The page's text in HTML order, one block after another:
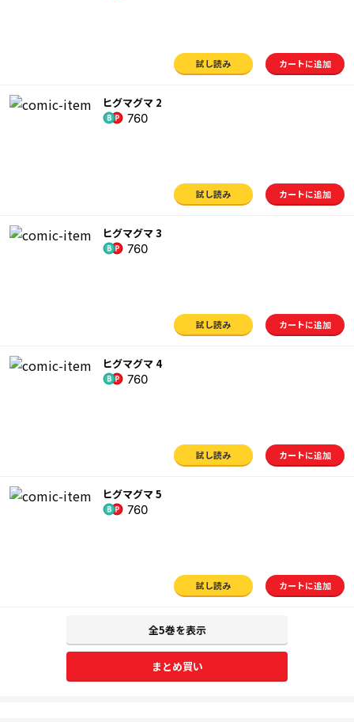
試し読み カートに追加
ヒグマグマ 2
760
試し読み カートに追加
ヒグマグマ 3
760
試し読み カートに追加
ヒグマグマ 4
760
試し読み カートに追加
ヒグマグマ 5
760
試し読み カートに追加
全5巻を表示
まとめ買い